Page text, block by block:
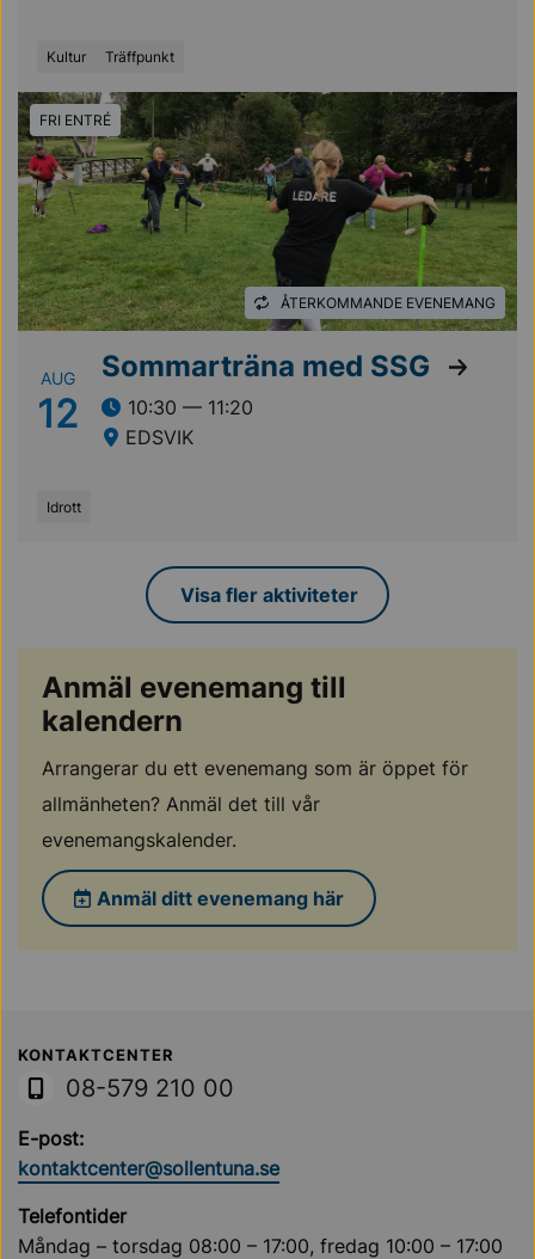
Kultur Träffpunkt
FRI ENTRÉ
ÅTERKOMMANDE EVENEMANG
AUG
12
Sommarträna med SSG
10:30 — 11:20
EDSVIK
Idrott
Visa fler aktiviteter
Anmäl evenemang till
kalendern
Arrangerar du ett evenemang som är öppet för
allmänheten? Anmäl det till vår
evenemangskalender.
Anmäl ditt evenemang här
Sollentuna Kommun
KONTAKTCENTER
08-579 210 00
E-post:
kontaktcenter@sollentuna.se
Telefontider
Måndag – torsdag 08:00 – 17:00, fredag 10:00 – 17:00